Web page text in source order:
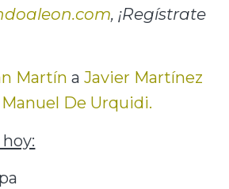
, ¡Regístrate
Martín aJavier Martínez
Manuel De Urquidi.